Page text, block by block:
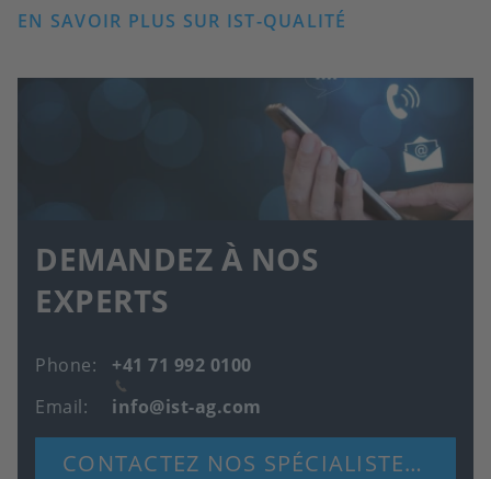
EN SAVOIR PLUS SUR IST-QUALITÉ
DEMANDEZ À NOS
EXPERTS
Phone
+41 71 992 0100
Email
info@ist-ag.com
CONTACTEZ NOS SPÉCIALISTES DÈS MAINTENANT